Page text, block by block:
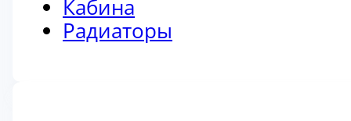
Кабина
Радиаторы